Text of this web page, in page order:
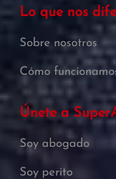
Lo que nos
Sobre nosotros
Cómo
Únete a
Soy abogado
Soy perito